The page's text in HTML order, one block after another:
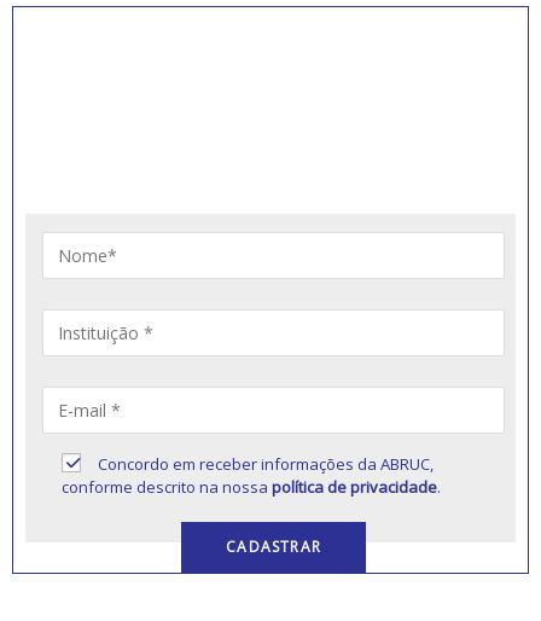
Concordo em receber informações da ABRUC,
conforme descrito na nossapolítica de privacidade.